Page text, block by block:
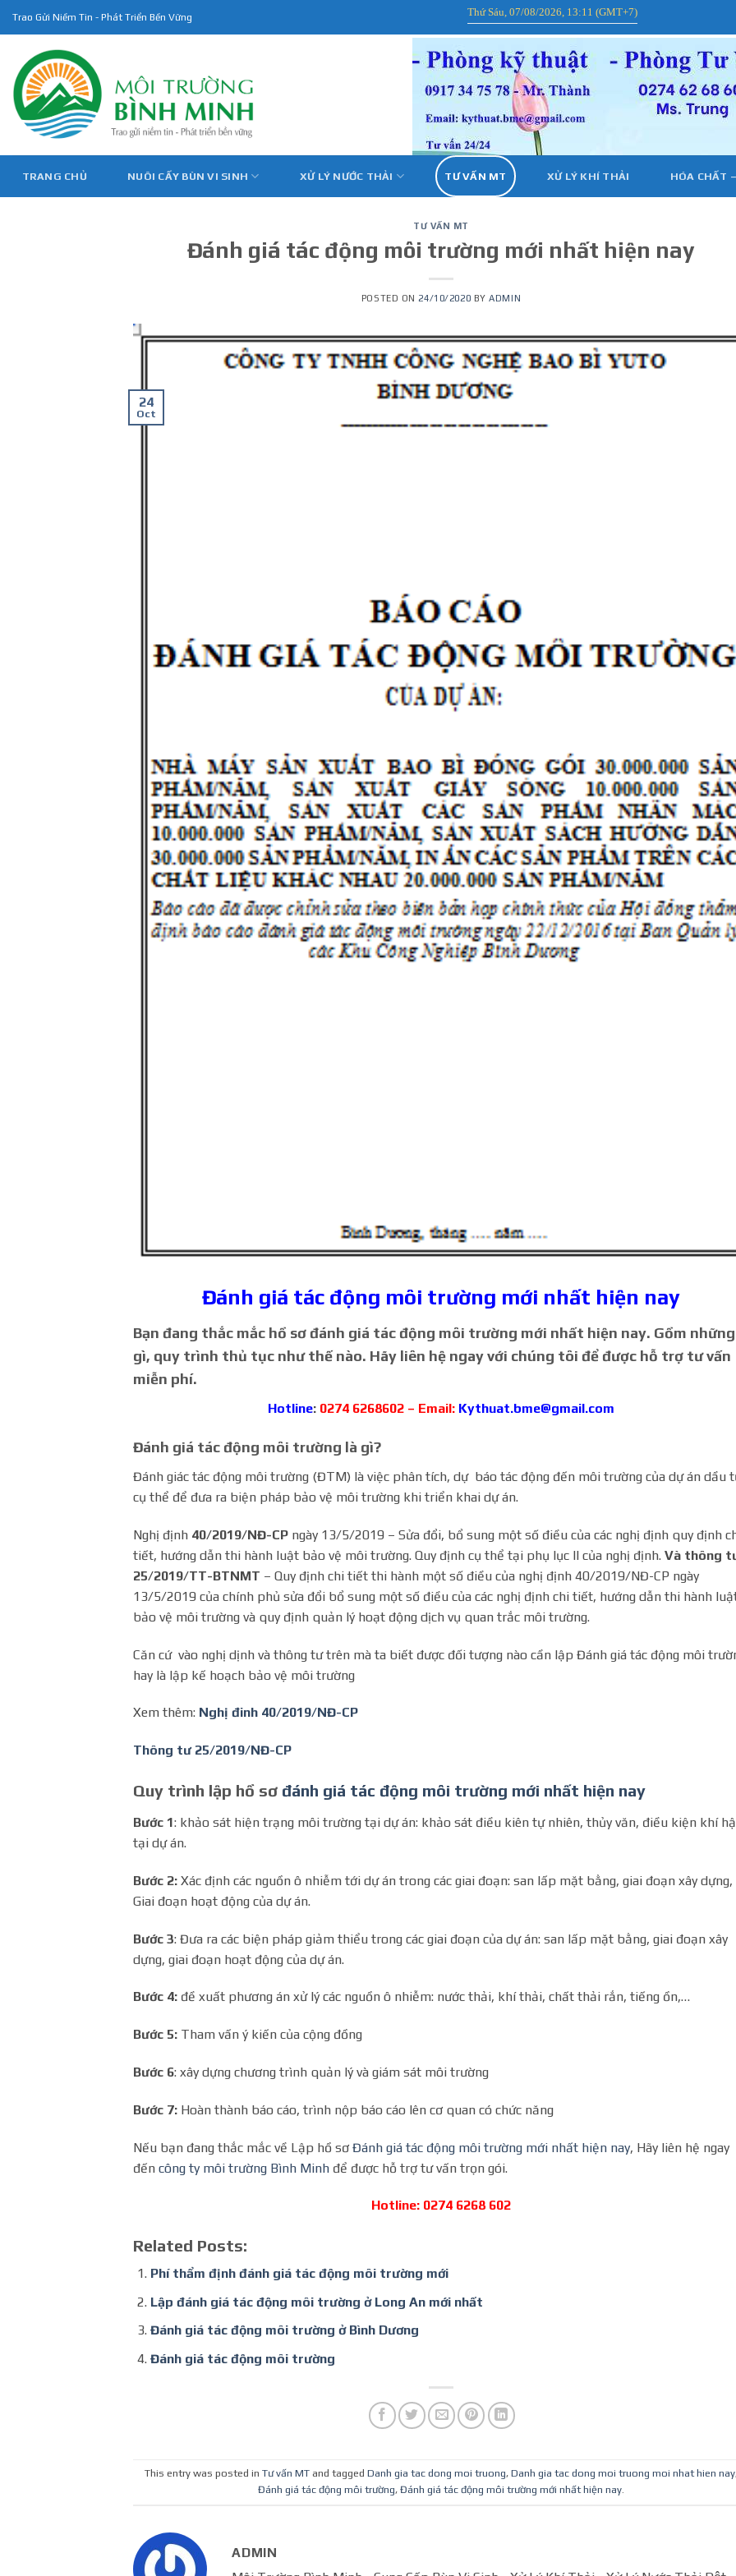
content
Trao Gửi Niềm Tin - Phát Triển Bền Vững Thứ Sáu, 07/08/2026, 13:11 (GMT+7)
TRANG CHỦ NUÔI CẤY BÙN VI SINH XỬ LÝ NƯỚC THẢI TƯ VẤN MT XỬ LÝ KHÍ THẢI HÓA CHẤT
TƯ VẤN MT
Đánh giá tác động môi trường mới nhất hiện nay
POSTED ON 24/10/2020 BYADMIN
24
Oct
Đánh giá tác động môi trường mới nhất hiện nay
Bạn đang thắc mắc hồ sơ đánh giá tác động môi trường mới nhất hiện nay. Gồm những
gì, quy trình thủ tục như thế nào. Hãy liên hệ ngay với chúng tôi để được hỗ trợ tư vấn
miễn phí.
Hotline: 0274 6268602 – Email: Kythuat.bme@gmail.com
Đánh giá tác động môi trường là gì?
Đánh giác tác động môi trường (ĐTM) là việc phân tích, dự báo tác động đến môi trường của dự án dầu
cụ thể để đưa ra biện pháp bảo vệ môi trường khi triển khai dự án.
Nghị định 40/2019/NĐ-CP ngày 13/5/2019 – Sửa đổi, bổ sung một số điều của các nghị định quy định
tiết, hướng dẫn thi hành luật bảo vệ môi trường. Quy định cụ thể tại phụ lục II của nghị định. Và thông
25/2019/TT-BTNMT – Quy định chi tiết thi hành một số điều của nghị định 40/2019/NĐ-CP ngày
13/5/2019 của chính phủ sửa đổi bổ sung một số điều của các nghị định chi tiết, hướng dẫn thi hành
bảo vệ môi trường và quy định quản lý hoạt động dịch vụ quan trắc môi trường.
Căn cứ vào nghị dịnh và thông tư trên mà ta biết được đối tượng nào cần lập Đánh giá tác động môi
hay là lập kế hoạch bảo vệ môi trường
Xem thêm: Nghị đinh 40/2019/NĐ-CP
Thông tư 25/2019/NĐ-CP
Quy trình lập hồ sơ đánh giá tác động môi trường mới nhất hiện nay
Bước 1: khảo sát hiện trạng môi trường tại dự án: khảo sát điều kiên tự nhiên, thủy văn, điều kiện khí
tại dự án.
Bước 2: Xác định các nguồn ô nhiễm tới dự án trong các giai đoạn: san lấp mặt bằng, giai đoạn xây dựng,
Giai đoạn hoạt động của dự án.
Bước 3: Đưa ra các biện pháp giảm thiểu trong các giai đoạn của dự án: san lấp mặt bằng, giai đoạn xây
dựng, giai đoạn hoạt động của dự án.
Bước 4: đề xuất phương án xử lý các nguồn ô nhiễm: nước thải, khí thải, chất thải rắn, tiếng ồn,…
Bước 5: Tham vấn ý kiến của cộng đồng
Bước 6: xây dựng chương trình quản lý và giám sát môi trường
Bước 7: Hoàn thành báo cáo, trình nộp báo cáo lên cơ quan có chức năng
Nếu bạn đang thắc mắc về Lập hồ sơ Đánh giá tác động môi trường mới nhất hiện nay, Hãy liên hệ ngay
đến công ty môi trường Bình Minh để được hỗ trợ tư vấn trọn gói.
Hotline: 0274 6268 602
Related Posts:
Phí thẩm định đánh giá tác động môi trường mới
Lập đánh giá tác động môi trường ở Long An mới nhất
Đánh giá tác động môi trường ở Bình Dương
Đánh giá tác động môi trường
This entry was posted in Tư vấn MT and tagged Danh gia tac dong moi truong, Danh gia tac dong moi truong moi nhat hien nay
Đánh giá tác động môi trường, Đánh giá tác động môi trường mới nhất hiện nay.
ADMIN